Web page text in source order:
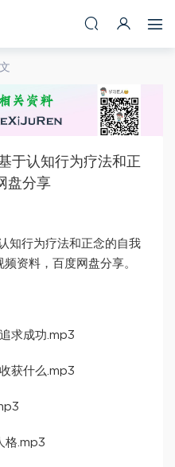
于认知行为疗法和正
盘分享
知行为疗法和正念的自我
资料，百度网盘分享。
求成功.mp3
获什么.mp3
格.mp3